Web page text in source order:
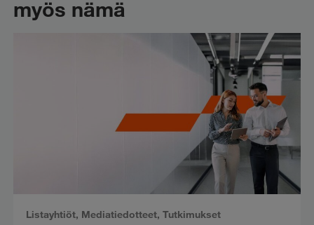
myös nämä
Listayhtiöt, Mediatiedotteet, Tutkimukset